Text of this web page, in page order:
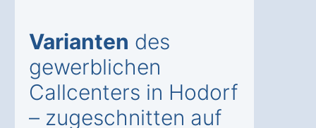
Varianten des
gewerblichen
Callcenters in Hodorf
– zugeschnitten auf